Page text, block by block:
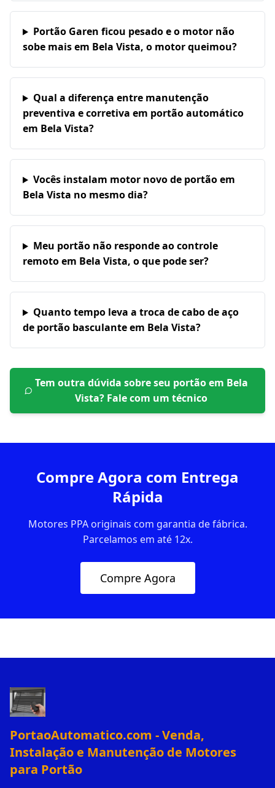
Portão Garen ficou pesado e o motor não
sobe mais em Bela Vista, o motor queimou?
Qual a diferença entre manutenção
preventiva e corretiva em portão automático
em Bela Vista?
Vocês instalam motor novo de portão em
Bela Vista no mesmo dia?
Meu portão não responde ao controle
remoto em Bela Vista, o que pode ser?
Quanto tempo leva a troca de cabo de aço
de portão basculante em Bela Vista?
Tem outra dúvida sobre seu portão em Bela
Vista? Fale com um técnico
Compre Agora com Entrega
Rápida
Motores PPA originais com garantia de fábrica.
Parcelamos em até 12x.
Compre Agora
PortaoAutomatico.com - Venda,
Instalação e Manutenção de Motores
para Portão